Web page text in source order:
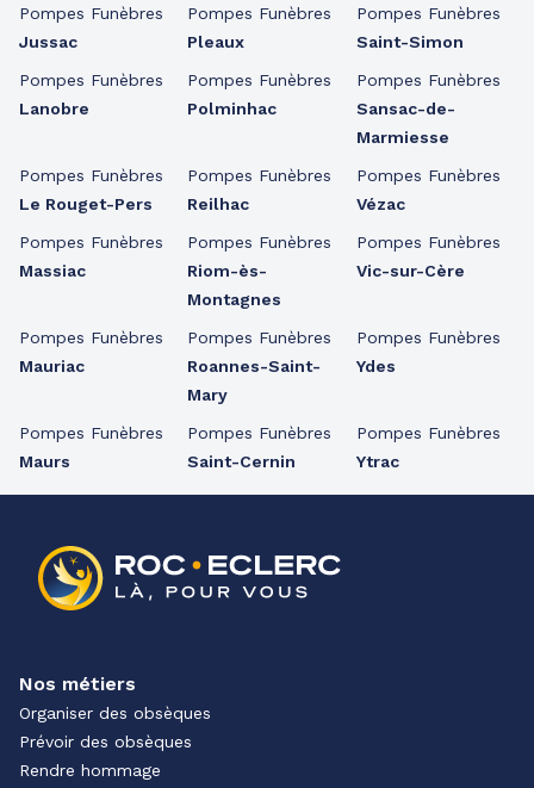
Pompes Funèbres
Jussac
Pompes Funèbres
Lanobre
Pompes Funèbres
Le Rouget-Pers
Pompes Funèbres
Massiac
Pompes Funèbres
Mauriac
Pompes Funèbres
Maurs
Pompes Funèbres
Pleaux
Pompes Funèbres
Polminhac
Pompes Funèbres
Reilhac
Pompes Funèbres
Riom-ès-
Montagnes
Pompes Funèbres
Roannes-Saint-
Mary
Pompes Funèbres
Saint-Cernin
Pompes Funèbres
Saint-Simon
Pompes Funèbres
Sansac-de-
Marmiesse
Pompes Funèbres
Vézac
Pompes Funèbres
Vic-sur-Cère
Pompes Funèbres
Ydes
Pompes Funèbres
Ytrac
Nos métiers
Organiser des obsèques
Prévoir des obsèques
Rendre hommage